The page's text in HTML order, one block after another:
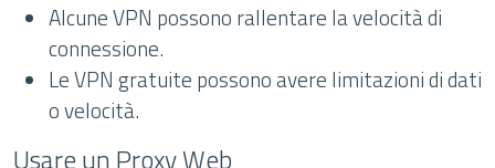
Alcune VPN possono rallentare la velocità di
connessione.
Le VPN gratuite possono avere limitazioni di dati
o velocità.
Usare un Proxy Web